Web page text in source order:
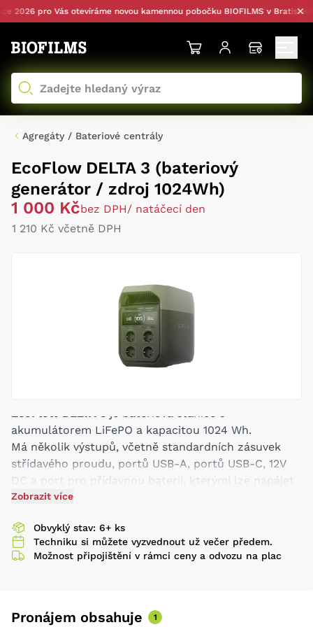
2026 pro Vás otevíráme novou kamennou pobočku BIOFILMS v
Agregáty / Bateriové centrály
EcoFlow DELTA 3 (bateriový
generátor / zdroj 1024Wh)
1 000 Kčbez DPH/ natáčecí den
1 210 Kč včetně DPH
EcoFlow DELTA 3 je bateriová stanice s
akumulátorem LiFePO a kapacitou 1024 Wh.
Má několik výstupů, včetně standardních zásuvek
střídavého proudu, portů USB-A, portů USB-C, 12V
DC a port pro přídavnou baterii, kterými lze napájet
celou řadu spotřebičů a zařízení.
Různé možnosti nabíjení umožňují využívat
jednotlivé způsoby podle aktuálních potřeb. Stanice
tedy představuje nejen velmi spolehlivý, ale zároveň i
informace o jejím aktuálním provozu.
Zobrazit více
Obvyklý stav: 6+ ks
Techniku si můžete vyzvednout už večer předem.
Možnost připojištění v rámci ceny a odvozu na plac
Pronájem obsahuje 1